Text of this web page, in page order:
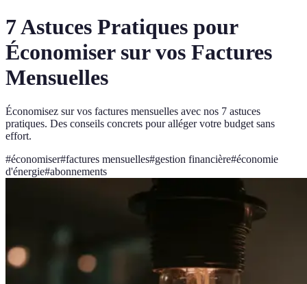
7 Astuces Pratiques pour
Économiser sur vos Factures
Mensuelles
Économisez sur vos factures mensuelles avec nos 7 astuces
pratiques. Des conseils concrets pour alléger votre budget sans
effort.
#économiser#factures mensuelles#gestion financière#économie
d'énergie#abonnements